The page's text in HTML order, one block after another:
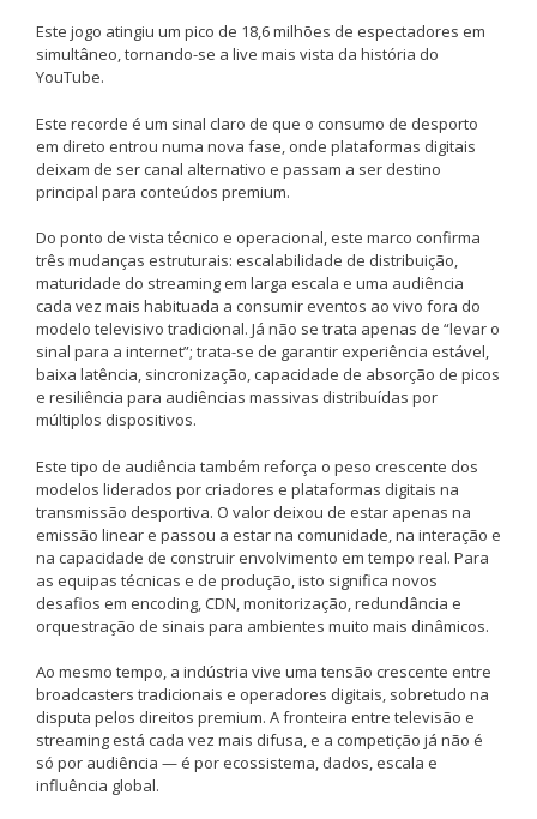
Este jogo atingiu um pico de 18,6 milhões de espectadores em
simultâneo, tornando-se a live mais vista da história do
YouTube.
Este recorde é um sinal claro de que o consumo de desporto
em direto entrou numa nova fase, onde plataformas digitais
deixam de ser canal alternativo e passam a ser destino
principal para conteúdos premium.
Do ponto de vista técnico e operacional, este marco confirma
três mudanças estruturais: escalabilidade de distribuição,
maturidade do streaming em larga escala e uma audiência
cada vez mais habituada a consumir eventos ao vivo fora do
modelo televisivo tradicional. Já não se trata apenas de “levar o
sinal para a internet”; trata-se de garantir experiência estável,
baixa latência, sincronização, capacidade de absorção de picos
e resiliência para audiências massivas distribuídas por
múltiplos dispositivos.
Este tipo de audiência também reforça o peso crescente dos
modelos liderados por criadores e plataformas digitais na
transmissão desportiva. O valor deixou de estar apenas na
emissão linear e passou a estar na comunidade, na interação e
na capacidade de construir envolvimento em tempo real. Para
as equipas técnicas e de produção, isto significa novos
desafios em encoding, CDN, monitorização, redundância e
orquestração de sinais para ambientes muito mais dinâmicos.
Ao mesmo tempo, a indústria vive uma tensão crescente entre
broadcasters tradicionais e operadores digitais, sobretudo na
disputa pelos direitos premium. A fronteira entre televisão e
streaming está cada vez mais difusa, e a competição já não é
só por audiência — é por ecossistema, dados, escala e
influência global.